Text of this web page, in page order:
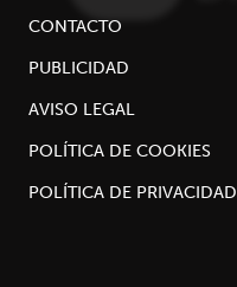
CONTACTO
PUBLICIDAD
AVISO LEGAL
POLÍTICA DE COOKIES
POLÍTICA DE PRIVACIDAD